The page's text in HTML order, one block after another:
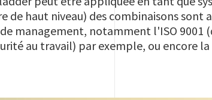
de haut niveau) des combinaisons sont
management, notamment l'ISO 9001
au travail) par exemple, ou encore